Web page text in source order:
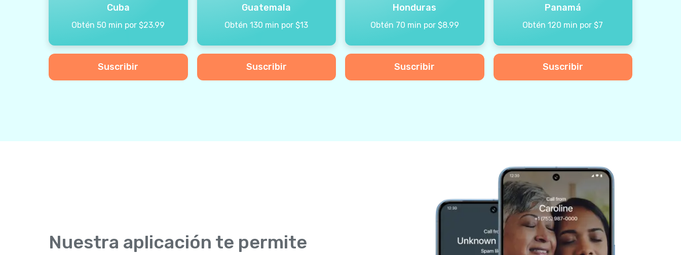
Cuba
Obtén 50 min por $23.99
Suscribir
Guatemala
Obtén 130 min por $13
Suscribir
Honduras
Obtén 70 min por $8.99
Suscribir
Panamá
Obtén 120 min por $7
Suscribir
Nuestra aplicación te permite